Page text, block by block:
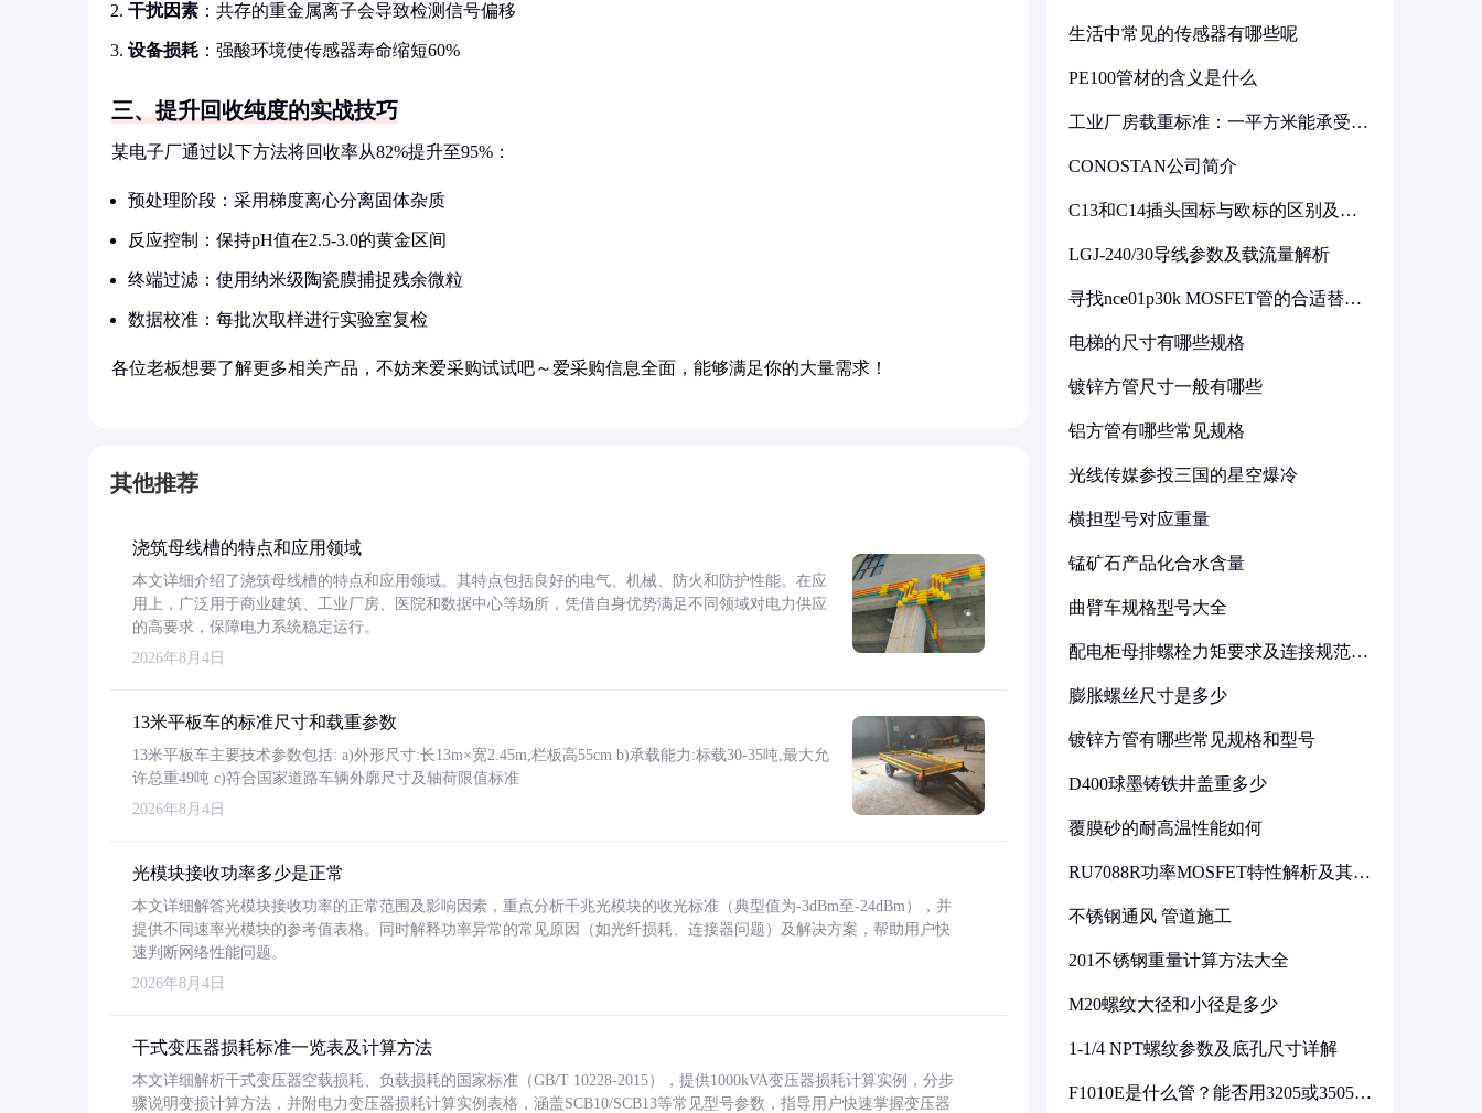
干扰因素 ：共存的重金属离子会导致检测信号偏移
设备损耗 ：强酸环境使传感器寿命缩短60%
三、提升回收纯度的实战技巧
某电子厂通过以下方法将回收率从82%提升至95%：
预处理阶段：采用梯度离心分离固体杂质
反应控制：保持pH值在2.5-3.0的黄金区间
终端过滤：使用纳米级陶瓷膜捕捉残余微粒
数据校准：每批次取样进行实验室复检
各位老板想要了解更多相关产品，不妨来爱采购试试吧～爱采购信息全面，能够满足你的大量需求！
其他推荐
浇筑母线槽的特点和应用领域
本文详细介绍了浇筑母线槽的特点和应用领域。其特点包括良好的电气、机械、防火和防护性能。在应
用上，广泛用于商业建筑、工业厂房、医院和数据中心等场所，凭借自身优势满足不同领域对电力供应
的高要求，保障电力系统稳定运行。
2026年8月4日
13米平板车的标准尺寸和载重参数
13米平板车主要技术参数包括: a)外形尺寸:长13m×宽2.45m,栏板高55cm b)承载能力:标载30-35吨,最大允
许总重49吨 c)符合国家道路车辆外廓尺寸及轴荷限值标准
2026年8月4日
光模块接收功率多少是正常
本文详细解答光模块接收功率的正常范围及影响因素，重点分析千兆光模块的收光标准（典型值为-3dBm至-24dBm），并
提供不同速率光模块的参考值表格。同时解释功率异常的常见原因（如光纤损耗、连接器问题）及解决方案，帮助用户快
速判断网络性能问题。
2026年8月4日
干式变压器损耗标准一览表及计算方法
本文详细解析干式变压器空载损耗、负载损耗的国家标准（GB/T 10228-2015），提供1000kVA变压器损耗计算实例，分步
骤说明变损计算方法，并附电力变压器损耗计算实例表格，涵盖SCB10/SCB13等常见型号参数，指导用户快速掌握变压器
生活中常见的传感器有哪些呢
PE100管材的含义是什么
工业厂房载重标准：一平方米能承受多
CONOSTAN公司简介
C13和C14插头国标与欧标的区别及其
LGJ-240/30导线参数及载流量解析
寻找nce01p30k MOSFET管的合适替代
电梯的尺寸有哪些规格
镀锌方管尺寸一般有哪些
铝方管有哪些常见规格
光线传媒参投三国的星空爆冷
横担型号对应重量
锰矿石产品化合水含量
曲臂车规格型号大全
配电柜母排螺栓力矩要求及连接规范详
膨胀螺丝尺寸是多少
镀锌方管有哪些常见规格和型号
D400球墨铸铁井盖重多少
覆膜砂的耐高温性能如何
RU7088R功率MOSFET特性解析及其在
不锈钢通风 管道施工
201不锈钢重量计算方法大全
M20螺纹大径和小径是多少
1-1/4 NPT螺纹参数及底孔尺寸详解
F1010E是什么管？能否用3205或3505代